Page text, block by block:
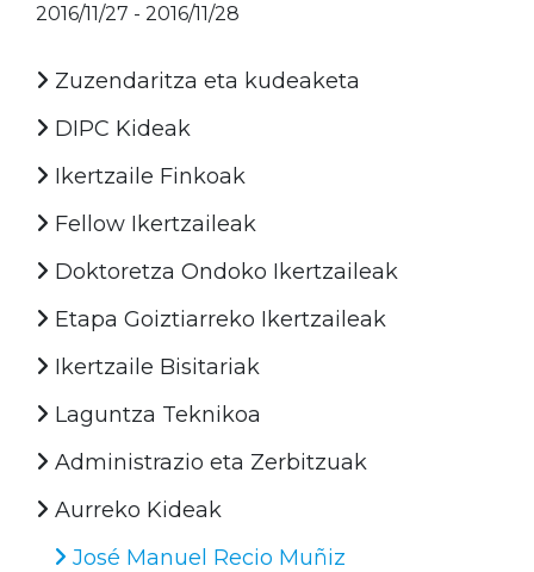
2016/11/27 - 2016/11/28
Zuzendaritza eta kudeaketa
DIPC Kideak
Ikertzaile Finkoak
Fellow Ikertzaileak
Doktoretza Ondoko Ikertzaileak
Etapa Goiztiarreko Ikertzaileak
Ikertzaile Bisitariak
Laguntza Teknikoa
Administrazio eta Zerbitzuak
Aurreko Kideak
José Manuel Recio Muñiz